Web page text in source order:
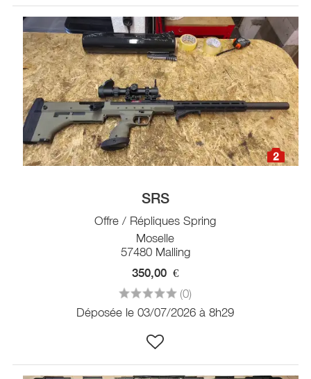
2
SRS
Offre / Répliques Spring
Moselle
57480 Malling
350,00 €
(0)
Déposée le 03/07/2026 à 8h29